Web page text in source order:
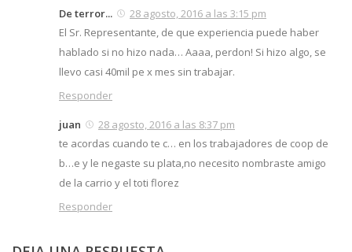
De terror...
28 agosto, 2016 a las 3:15 pm
El Sr. Representante, de que experiencia puede haber
hablado si no hizo nada… Aaaa, perdon! Si hizo algo, se
llevo casi 40mil pe x mes sin trabajar.
Responder
juan
28 agosto, 2016 a las 8:37 pm
te acordas cuando te c… en los trabajadores de coop de
b…e y le negaste su plata,no necesito nombraste amigo
de la carrio y el toti florez
Responder